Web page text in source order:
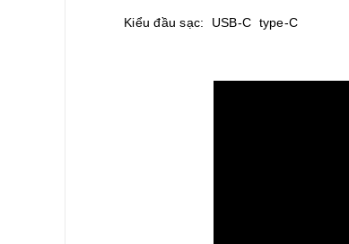
Kiểu đầu sạc: USB-C type-C